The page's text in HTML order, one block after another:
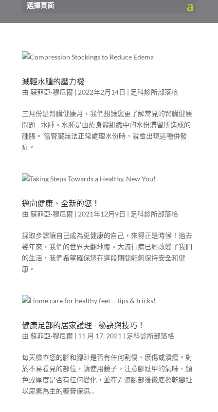
選擇頁面
減輕水腫的壓力襪
由 蘇菲亞·穆尼爾| 2022年2月14日 | 足科診所部落格
三月份是腎臟健康月，我們想讓您更了解常見的腎臟健康
問題 - 水腫。水腫是由於身體組織中的水份滯留所造成的
腫脹。 當腎臟無法正常處理水份時，就會出現這種併發
症。
邁向健康、全新的您！
由 蘇菲亞·穆尼爾| 2021年12月9日 | 足科診所部落格
採取步驟讓自己成為更健康的自己，來得正是時候！過去
幾年來，我們的世界天翻地覆。大流行病已經改變了我們
的生活，我們希望確保您在這段期間能夠保持安全和健
康。
健康足部的居家護理 - 秘訣與技巧！
由 蘇菲亞·穆尼爾| 11 月 17, 2021 | 足科診所部落格
每天檢查您的腳和腳趾是否有任何割傷、瘀傷或潰瘍。對
於不易看見的部位，請使用鏡子。注意腳趾甲的氣味、顏
色或厚度是否有任何變化，並在弄濕腳部後徹底擦乾腳趾
以尿素為主的藥膏保濕...